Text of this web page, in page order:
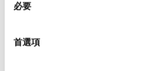
必要
首選項
電氣規範（額定照明部分）
環境規範